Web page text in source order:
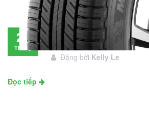
28
Tháng
Đánh giá lốp Michelin
đầu tư không?
Đăng bởi Kelly Le
Đọc tiếp